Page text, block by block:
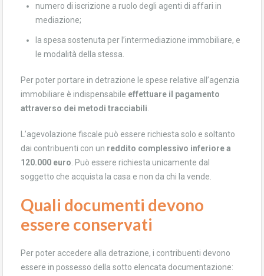
numero di iscrizione a ruolo degli agenti di affari in
mediazione;
la spesa sostenuta per l’intermediazione immobiliare, e
le modalità della stessa.
Per poter portare in detrazione le spese relative all’agenzia
immobiliare è indispensabile effettuare il pagamento
attraverso dei metodi tracciabili
L’agevolazione fiscale può essere richiesta solo e soltanto
dai contribuenti con un reddito complessivo inferiore a
120.000 euro . Può essere richiesta unicamente dal
soggetto che acquista la casa e non da chi la vende.
Quali documenti devono
essere conservati
Per poter accedere alla detrazione, i contribuenti devono
essere in possesso della sotto elencata documentazione: